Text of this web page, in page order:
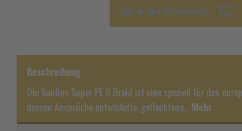
Alle in den Warenkorb
Beschreibung
Die Sunline Super PE 8 Braid ist eine speziell für den
dessen Ansprüche entwickelte, geflochtene… Mehr